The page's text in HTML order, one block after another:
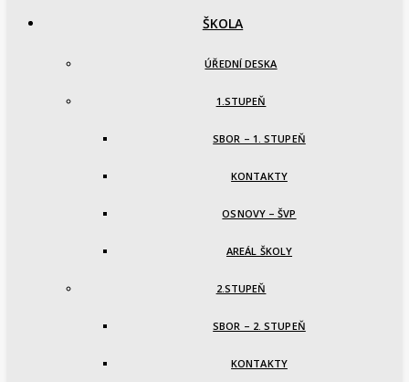
ŠKOLA
ÚŘEDNÍ DESKA
1.STUPEŇ
SBOR – 1. STUPEŇ
KONTAKTY
OSNOVY – ŠVP
AREÁL ŠKOLY
2.STUPEŇ
SBOR – 2. STUPEŇ
KONTAKTY